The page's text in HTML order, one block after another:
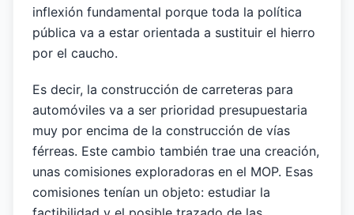
inflexión fundamental porque toda la política
pública va a estar orientada a sustituir el hierro
por el caucho.
Es decir, la construcción de carreteras para
automóviles va a ser prioridad presupuestaria
muy por encima de la construcción de vías
férreas. Este cambio también trae una creación,
unas comisiones exploradoras en el MOP. Esas
comisiones tenían un objeto: estudiar la